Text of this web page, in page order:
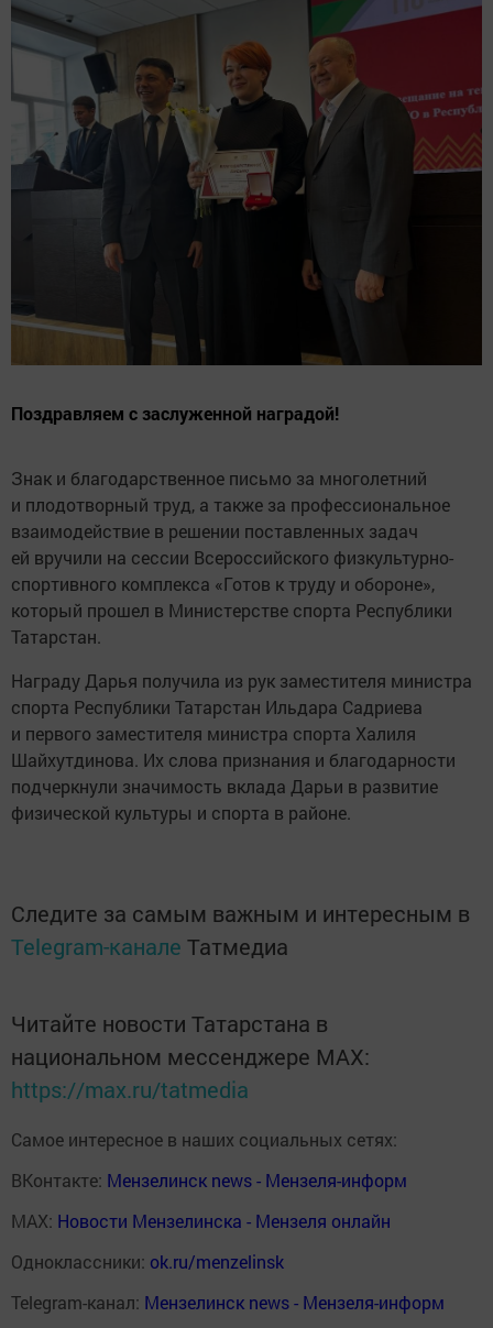
Поздравляем с заслуженной наградой!
Знак и благодарственное письмо за многолетний
и плодотворный труд, а также за профессиональное
взаимодействие в решении поставленных задач
ей вручили на сессии Всероссийского физкультурно-
спортивного комплекса «Готов к труду и обороне»,
который прошел в Министерстве спорта Республики
Татарстан.
Награду Дарья получила из рук заместителя министра
спорта Республики Татарстан Ильдара Садриева
и первого заместителя министра спорта Халиля
Шайхутдинова. Их слова признания и благодарности
подчеркнули значимость вклада Дарьи в развитие
физической культуры и спорта в районе.
Следите за самым важным и интересным в
Telegram-канале Татмедиа
Читайте новости Татарстана в
национальном мессенджере MАХ:
https://max.ru/tatmedia
Самое интересное в наших социальных сетях:
ВКонтакте: Мензелинск news - Мензеля-информ
MAX: Новости Мензелинска - Мензеля онлайн
Одноклассники: ok.ru/menzelinsk
Telegram-канал: Мензелинск news - Мензеля-информ